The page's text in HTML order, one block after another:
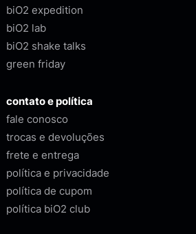
biO2 expedition
biO2 lab
biO2 shake talks
green friday
contato e política
fale conosco
trocas e devoluções
frete e entrega
política e privacidade
política de cupom
política biO2 club